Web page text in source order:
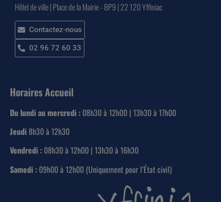
Hôtel de ville | Place de la Mairie - BP9 | 22 120 Yffiniac
Contactez-nous
02 96 72 60 33
Horaires Accueil
Du lundi au mercredi : 08h30 à 12h00 | 13h30 à 17h00
Jeudi 8h30 à 12h30
Vendredi : 08h30 à 12h00 | 13h30 à 16h30
Samedi : 09h00 à 12h00 (Uniquement pour l’État civil)